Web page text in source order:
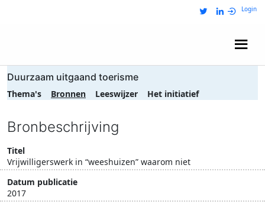
Login
Duurzaam uitgaand toerisme
Thema's Bronnen Leeswijzer Het initiatief
Bronbeschrijving
Titel
Vrijwilligerswerk in “weeshuizen” waarom niet
Datum publicatie
2017